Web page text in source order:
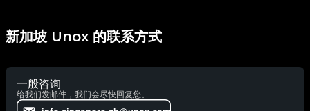
新加坡 Unox 的联系方式
一般咨询
给我们发邮件，我们会尽快回复您。